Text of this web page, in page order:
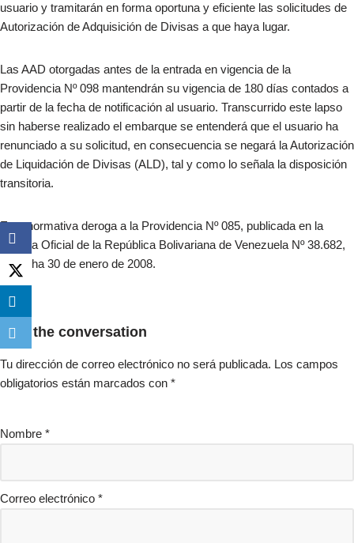
usuario y tramitarán en forma oportuna y eficiente las solicitudes de
Autorización de Adquisición de Divisas a que haya lugar.
Las AAD otorgadas antes de la entrada en vigencia de la
Providencia Nº 098 mantendrán su vigencia de 180 días contados a
partir de la fecha de notificación al usuario. Transcurrido este lapso
sin haberse realizado el embarque se entenderá que el usuario ha
renunciado a su solicitud, en consecuencia se negará la Autorización
de Liquidación de Divisas (ALD), tal y como lo señala la disposición
transitoria.
Esta normativa deroga a la Providencia Nº 085, publicada en la
Gaceta Oficial de la República Bolivariana de Venezuela Nº 38.682,
de fecha 30 de enero de 2008.
Join the conversation
Tu dirección de correo electrónico no será publicada. Los campos
obligatorios están marcados con *
Nombre *
Correo electrónico *